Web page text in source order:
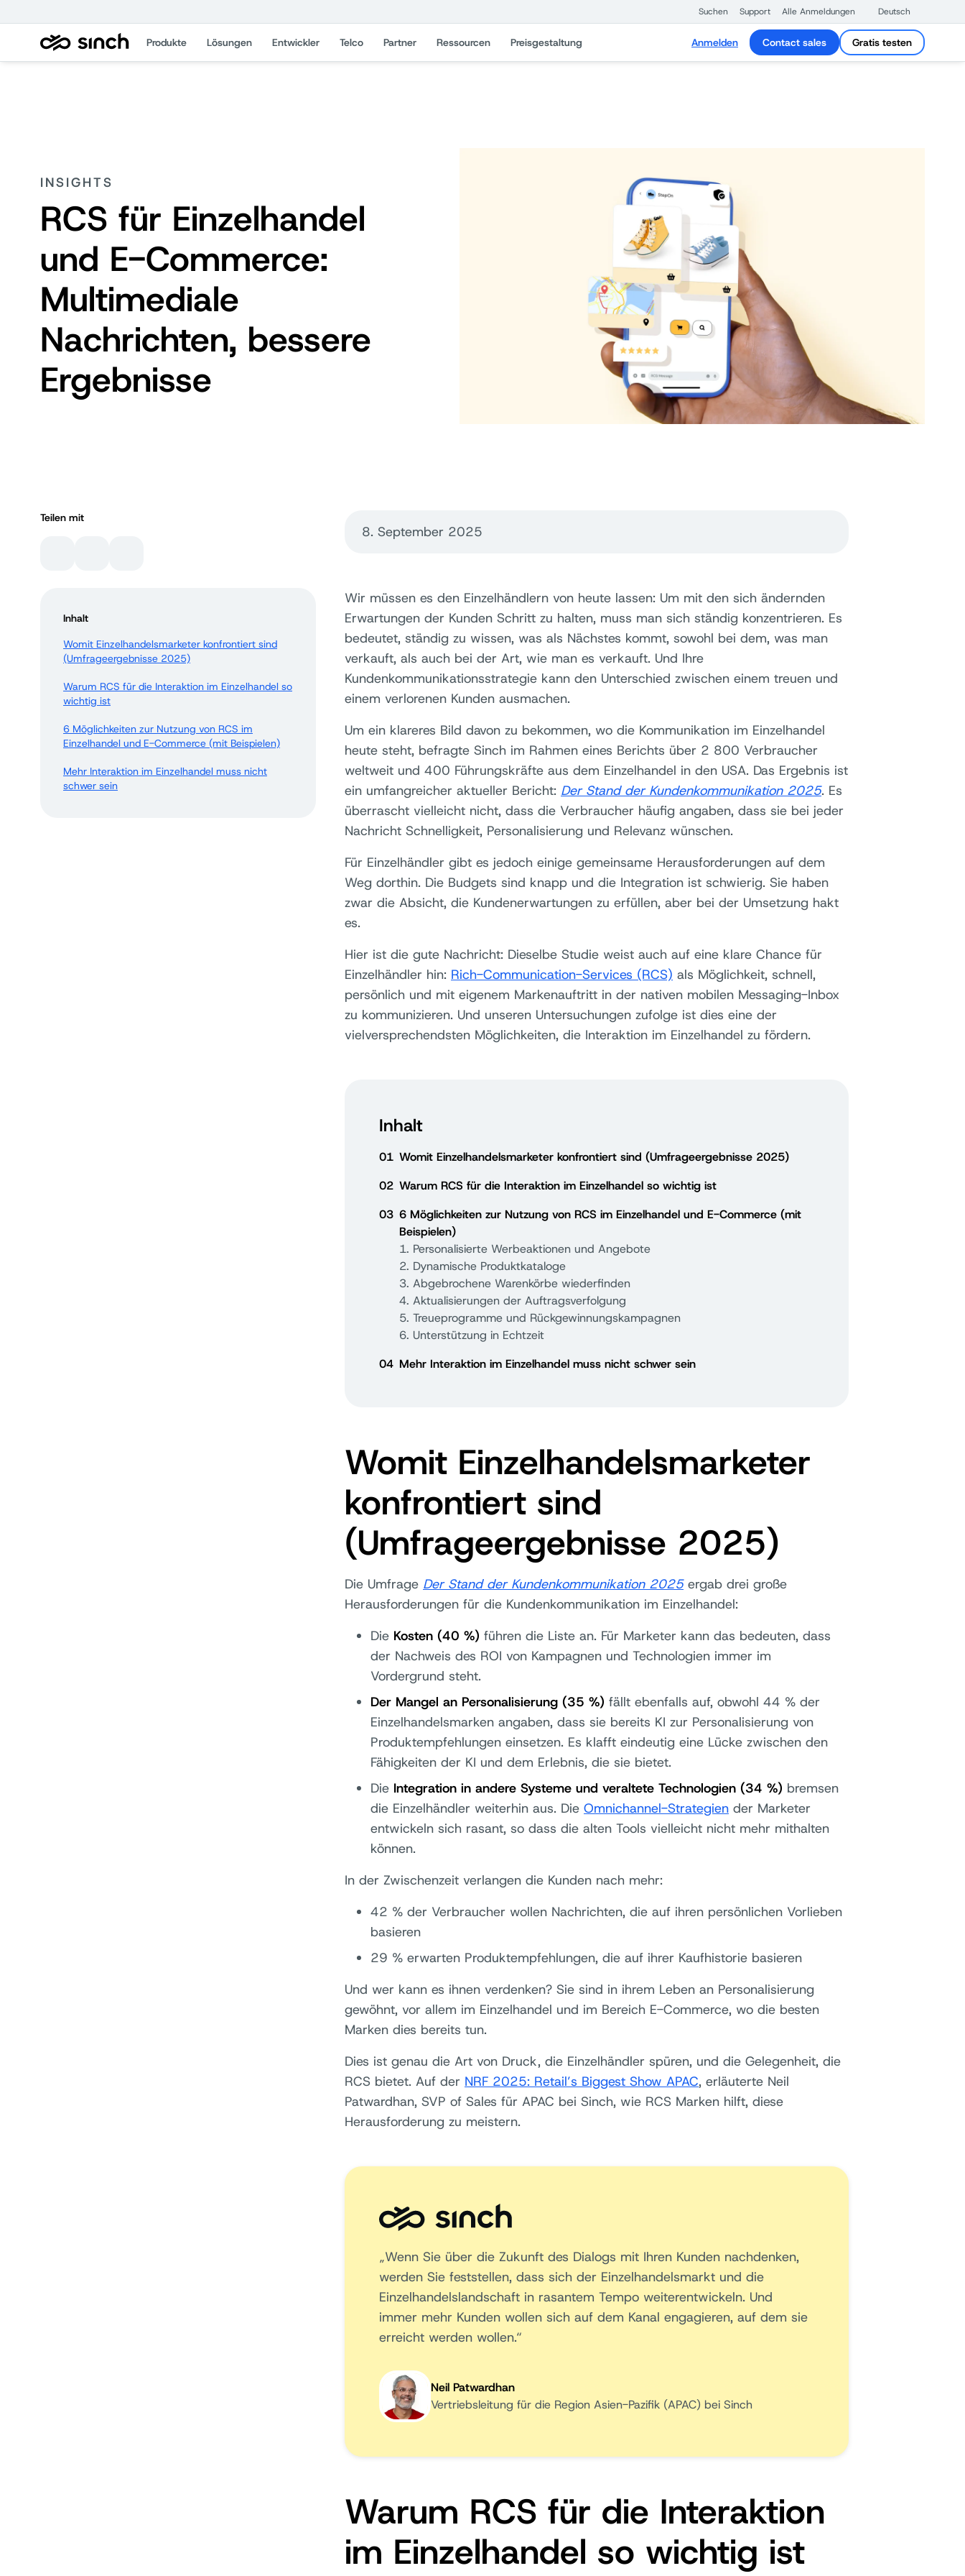
Suchen Support Alle Anmeldungen Deutsch
Produkte Lösungen Entwickler Telco Partner Ressourcen Preisgestaltung Anmelden Contact sales Gratis testen
INSIGHTS
RCS für Einzelhandel
und E-Commerce:
Multimediale
Nachrichten, bessere
Ergebnisse
Teilen mit
Inhalt
Womit Einzelhandelsmarketer konfrontiert sind
(Umfrageergebnisse 2025)
Warum RCS für die Interaktion im Einzelhandel so
wichtig ist
6 Möglichkeiten zur Nutzung von RCS im
Einzelhandel und E-Commerce (mit Beispielen)
Mehr Interaktion im Einzelhandel muss nicht
schwer sein
8. September 2025
Wir müssen es den Einzelhändlern von heute lassen: Um mit den sich ändernden
Erwartungen der Kunden Schritt zu halten, muss man sich ständig konzentrieren. Es
bedeutet, ständig zu wissen, was als Nächstes kommt, sowohl bei dem, was man
verkauft, als auch bei der Art, wie man es verkauft. Und Ihre
Kundenkommunikationsstrategie kann den Unterschied zwischen einem treuen und
einem verlorenen Kunden ausmachen.
Um ein klareres Bild davon zu bekommen, wo die Kommunikation im Einzelhandel
heute steht, befragte Sinch im Rahmen eines Berichts über 2 800 Verbraucher
weltweit und 400 Führungskräfte aus dem Einzelhandel in den USA. Das Ergebnis ist
ein umfangreicher aktueller Bericht: Der Stand der Kundenkommunikation 2025. Es
überrascht vielleicht nicht, dass die Verbraucher häufig angaben, dass sie bei jeder
Nachricht Schnelligkeit, Personalisierung und Relevanz wünschen.
Für Einzelhändler gibt es jedoch einige gemeinsame Herausforderungen auf dem
Weg dorthin. Die Budgets sind knapp und die Integration ist schwierig. Sie haben
zwar die Absicht, die Kundenerwartungen zu erfüllen, aber bei der Umsetzung hakt
es.
Hier ist die gute Nachricht: Dieselbe Studie weist auch auf eine klare Chance für
Einzelhändler hin: Rich-Communication-Services (RCS) als Möglichkeit, schnell,
persönlich und mit eigenem Markenauftritt in der nativen mobilen Messaging-Inbox
zu kommunizieren. Und unseren Untersuchungen zufolge ist dies eine der
vielversprechendsten Möglichkeiten, die Interaktion im Einzelhandel zu fördern.
Inhalt
01 Womit Einzelhandelsmarketer konfrontiert sind (Umfrageergebnisse 2025)
02 Warum RCS für die Interaktion im Einzelhandel so wichtig ist
03 6 Möglichkeiten zur Nutzung von RCS im Einzelhandel und E-Commerce (mit
Beispielen)
1. Personalisierte Werbeaktionen und Angebote
2. Dynamische Produktkataloge
3. Abgebrochene Warenkörbe wiederfinden
4. Aktualisierungen der Auftragsverfolgung
5. Treueprogramme und Rückgewinnungskampagnen
6. Unterstützung in Echtzeit
04 Mehr Interaktion im Einzelhandel muss nicht schwer sein
Womit Einzelhandelsmarketer
konfrontiert sind
(Umfrageergebnisse 2025)
Die Umfrage Der Stand der Kundenkommunikation 2025ergab drei große
Herausforderungen für die Kundenkommunikation im Einzelhandel:
Die Kosten (40 %) führen die Liste an. Für Marketer kann das bedeuten, dass
der Nachweis des ROI von Kampagnen und Technologien immer im
Vordergrund steht.
Der Mangel an Personalisierung (35 %) fällt ebenfalls auf, obwohl 44 % der
Einzelhandelsmarken angaben, dass sie bereits KI zur Personalisierung von
Produktempfehlungen einsetzen. Es klafft eindeutig eine Lücke zwischen den
Fähigkeiten der KI und dem Erlebnis, die sie bietet.
Die Integration in andere Systeme und veraltete Technologien (34 %) bremsen
die Einzelhändler weiterhin aus. Die Omnichannel-Strategien der Marketer
entwickeln sich rasant, so dass die alten Tools vielleicht nicht mehr mithalten
können.
In der Zwischenzeit verlangen die Kunden nach mehr:
42 % der Verbraucher wollen Nachrichten, die auf ihren persönlichen Vorlieben
basieren
29 % erwarten Produktempfehlungen, die auf ihrer Kaufhistorie basieren
Und wer kann es ihnen verdenken? Sie sind in ihrem Leben an Personalisierung
gewöhnt, vor allem im Einzelhandel und im Bereich E-Commerce, wo die besten
Marken dies bereits tun.
Dies ist genau die Art von Druck, die Einzelhändler spüren, und die Gelegenheit, die
RCS bietet. Auf der NRF 2025: Retail’s Biggest Show APAC, erläuterte Neil
Patwardhan, SVP of Sales für APAC bei Sinch, wie RCS Marken hilft, diese
Herausforderung zu meistern.
„Wenn Sie über die Zukunft des Dialogs mit Ihren Kunden nachdenken,
werden Sie feststellen, dass sich der Einzelhandelsmarkt und die
Einzelhandelslandschaft in rasantem Tempo weiterentwickeln. Und
immer mehr Kunden wollen sich auf dem Kanal engagieren, auf dem sie
erreicht werden wollen.“
Neil Patwardhan
Vertriebsleitung für die Region Asien-Pazifik (APAC) bei Sinch
Warum RCS für die Interaktion
im Einzelhandel so wichtig ist